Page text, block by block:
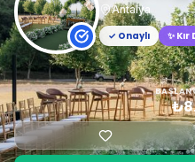
Antalya
✓ Onaylı
✨ Kır